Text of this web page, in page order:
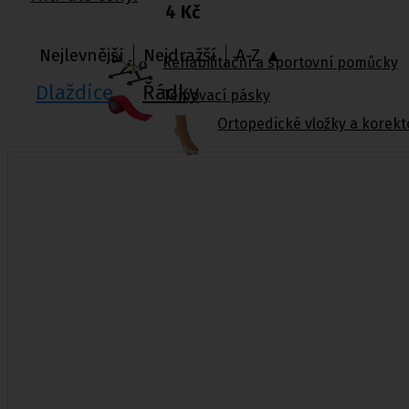
Rehabilitační a sportovní pomůcky
Tejpovací pásky
Ortopedické vložky a
4 Kč
Nejlevnější
Nejdražší A-Z ▲
Dlaždice Řádky